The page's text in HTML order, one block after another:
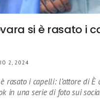
si è rasato i
2, 2024
rasato i capelli: l’attore di È
in una serie di foto sui